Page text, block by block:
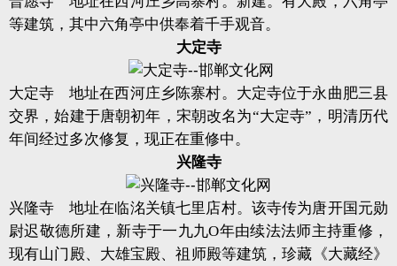
等建筑，其中六角亭中供奉着千手观音。
大定寺
大定寺 地址在西河庄乡陈寨村。大定寺位于永曲肥三县
交界，始建于唐朝初年，宋朝改名为“大定寺”，明清历代
年间经过多次修复，现正在重修中。
兴隆寺
兴隆寺 地址在临洺关镇七里店村。该寺传为唐开国元勋
尉迟敬德所建，新寺于一九九O年由续法法师主持重修，
现有山门殿、大雄宝殿、祖师殿等建筑，珍藏《大藏经》